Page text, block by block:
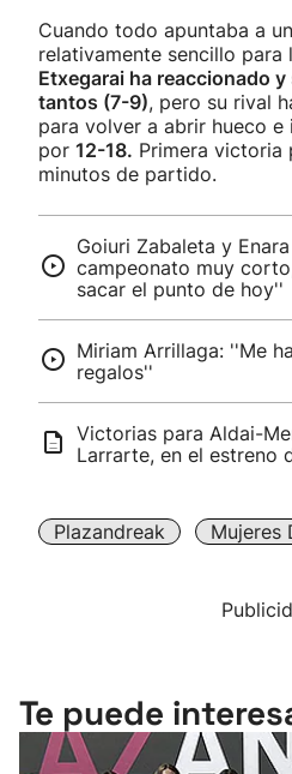
Cuando todo apuntaba a
relativamente sencillo para
Etxegarai ha reaccionado
tantos (7-9), pero su rival
para volver a abrir hueco e
por 12-18. Primera victoria
minutos de partido.
Goiuri Zabaleta y
campeonato muy
sacar el punto de hoy''
Miriam Arrillaga: ''Me
regalos''
Victorias para Aldai-
Larrarte, en el estreno
Plazandreak Mujeres
Te puede